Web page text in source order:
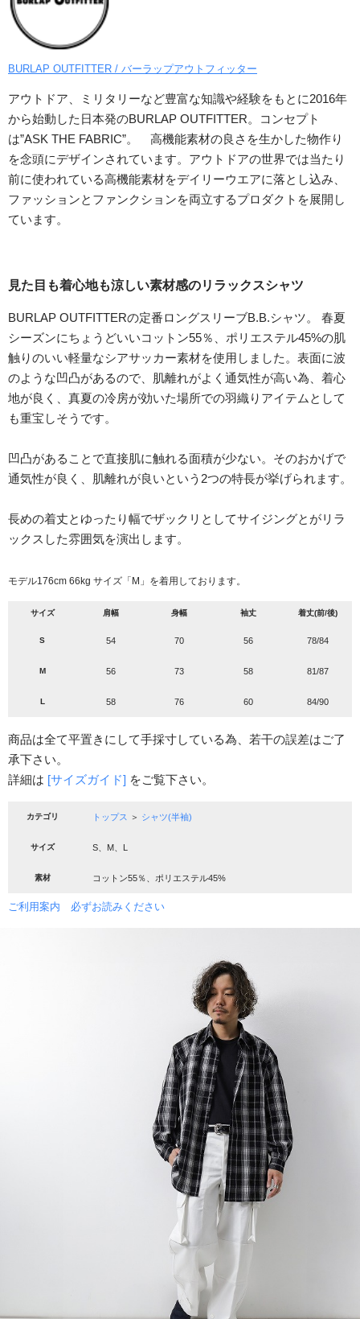
BURLAP OUTFITTER / バーラップアウトフィッター
アウトドア、ミリタリーなど豊富な知識や経験をもとに2016年
から始動した日本発のBURLAP OUTFITTER。コンセプト
は”ASK THE FABRIC”。 高機能素材の良さを生かした物作り
を念頭にデザインされています。アウトドアの世界では当たり
前に使われている高機能素材をデイリーウエアに落とし込み、
ファッションとファンクションを両立するプロダクトを展開し
ています。
見た目も着心地も涼しい素材感のリラックスシャツ
BURLAP OUTFITTERの定番ロングスリーブB.B.シャツ。 春夏
シーズンにちょうどいいコットン55％、ポリエステル45%の肌
触りのいい軽量なシアサッカー素材を使用しました。表面に波
のような凹凸があるので、肌離れがよく通気性が高い為、着心
地が良く、真夏の冷房が効いた場所での羽織りアイテムとして
も重宝しそうです。
凹凸があることで直接肌に触れる面積が少ない。そのおかげで
通気性が良く、肌離れが良いという2つの特長が挙げられます。
長めの着丈とゆったり幅でザックリとしてサイジングとがリラ
ックスした雰囲気を演出します。
モデル176cm 66kg サイズ「M」を着用しております。
サイズ 肩幅 身幅 袖丈 着丈(前/後)
S 54 70 56 78/84
M 56 73 58 81/87
L 58 76 60 84/90
商品は全て平置きにして手採寸している為、若干の誤差はご了
承下さい。
詳細は [サイズガイド] をご覧下さい。
カテゴリ トップス ＞ シャツ(半袖)
サイズ S、M、L
素材 コットン55％、ポリエステル45%
ご利用案内 必ずお読みください